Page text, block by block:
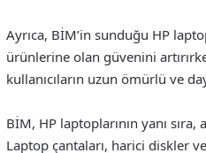
Ayrıca, BİM’in sunduğu HP
ürünlerine olan güvenini
kullanıcıların uzun ömürlü ve
BİM, HP laptoplarının yanı sıra,
Laptop çantaları, harici diskler